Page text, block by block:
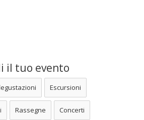
il tuo evento
Escursioni
Rassegne Concerti